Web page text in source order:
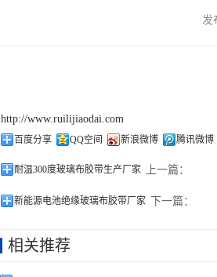
发
http://www.ruilijiaodai.com
百度分享 QQ空间 新浪微博 腾讯微博
上一篇：
耐温300度玻璃布胶带生产厂家
下一篇：
新能源电池绝缘玻璃布胶带厂家
相关推荐